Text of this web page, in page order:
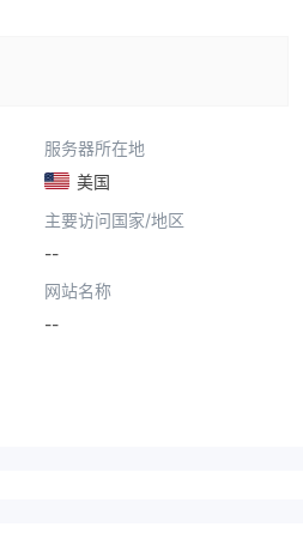
服务器所在地
美国
主要访问国家/地区
--
网站名称
--